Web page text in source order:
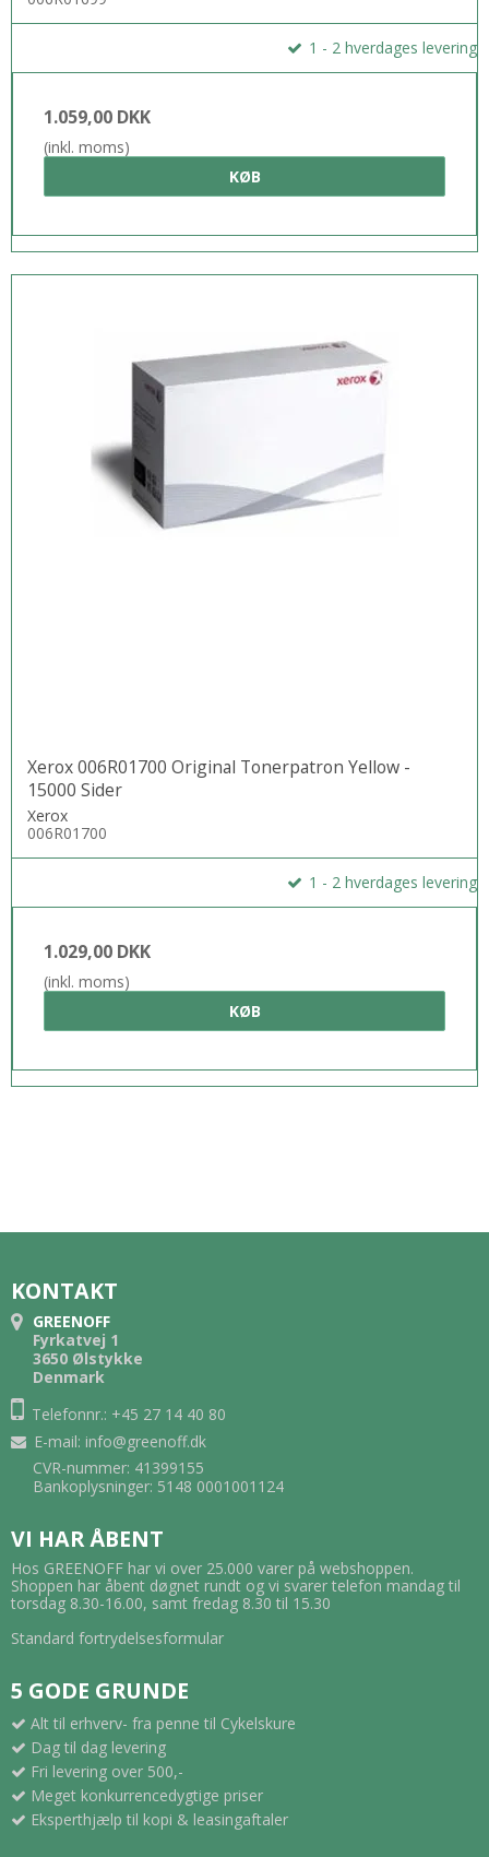
1 - 2 hverdages levering
1.059,00 DKK
(inkl. moms)
KØB
Xerox 006R01700 Original Tonerpatron Yellow -
15000 Sider
Xerox
006R01700
1 - 2 hverdages levering
1.029,00 DKK
(inkl. moms)
KØB
KONTAKT
GREENOFF
Fyrkatvej 1
3650 Ølstykke
Denmark
Telefonnr.: +45 27 14 40 80
E-mail: info@greenoff.dk
CVR-nummer: 41399155
Bankoplysninger: 5148 0001001124
VI HAR ÅBENT
Hos GREENOFF har vi over 25.000 varer på webshoppen.
Shoppen har åbent døgnet rundt og vi svarer telefon mandag til
torsdag 8.30-16.00, samt fredag 8.30 til 15.30
Standard fortrydelsesformular
5 GODE GRUNDE
Alt til erhverv- fra penne til Cykelskure
Dag til dag levering
Fri levering over 500,-
Meget konkurrencedygtige priser
Eksperthjælp til kopi & leasingaftaler